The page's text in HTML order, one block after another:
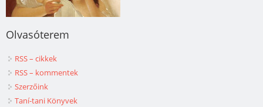
Olvasóterem
RSS – cikkek
RSS – kommentek
Szerzőink
Taní-tani Könyvek